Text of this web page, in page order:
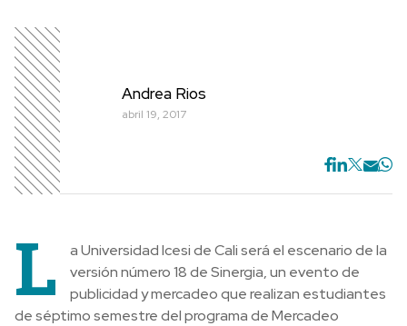
Andrea Rios
abril 19, 2017
L
a Universidad Icesi de Cali será el escenario de la
versión número 18 de Sinergia, un evento de
publicidad y mercadeo que realizan estudiantes
de séptimo semestre del programa de Mercadeo